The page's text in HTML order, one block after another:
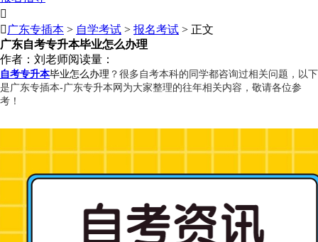

 广东专插本 > 自学考试 > 报名考试 > 正文
广东自考专升本毕业怎么办理
作者：刘老师阅读量：
自考专升本毕业怎么办理 ？很多自考本科的同学都咨询过相关问题，以下
是广东专插本-广东专升本网为大家整理的往年相关内容，敬请各位参
考！